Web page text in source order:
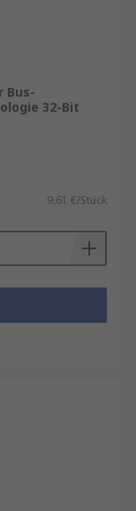
Bus-
32-Bit
9,61 €/Stück